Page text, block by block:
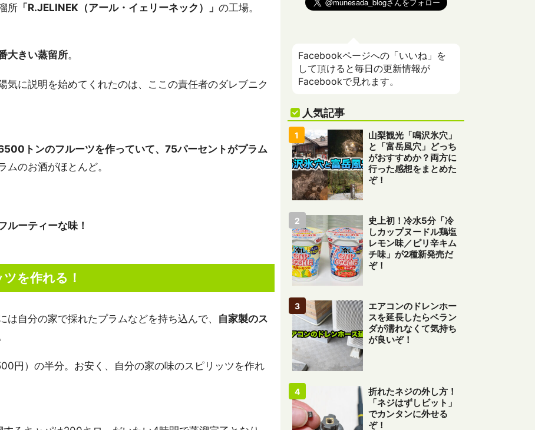
所 「R.JELINEK（アール・イェリーネック）」 の工場。
大きい蒸留所。
に説明を始めてくれたのは、ここの責任者のダレブニク
トンのフルーツを作っていて、75パーセントがプラム
ムのお酒がほとんど。
ルーティーな味！
を作れる！
自分の家で採れたプラムなどを持ち込んで、 自家製のス
円）の半分。お安く、自分の家の味のスピリッツを作れ
Facebookページへの「いいね」を
して頂けると毎日の更新情報が
Facebookで見れます。
人気記事
山梨観光「鳴沢氷穴」
と「富岳風穴」どっち
がおすすめか？両方に
行った感想をまとめた
ぞ！
史上初！冷水5分「冷
しカップヌードル鶏塩
レモン味／ピリ辛キム
チ味」が2種新発売だ
ぞ！
エアコンのドレンホー
スを延長したらベラン
ダが濡れなくて気持ち
が良いぞ！
折れたネジの外し方！
「ネジはずしビット」
でカンタンに外せる
ぞ！